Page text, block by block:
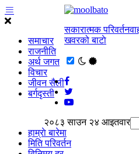
समाचार
राजनीति
अर्थ जगत
विचार
जीवन सैली
बर्गदृस्ती
सकारात्मक
खवरको बाटाे
२०८३ साउन २४ आइतवार
हाम्राे बारेमा
मिति परिवर्तन